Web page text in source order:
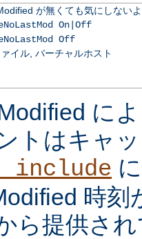
が無くても気にしない
On|Off
Off
イル, バーチャルホスト
に
トはキャ
時
ら提供さ